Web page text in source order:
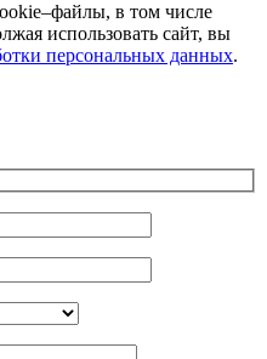
в том числе
использовать сайт, вы
персональных данных.